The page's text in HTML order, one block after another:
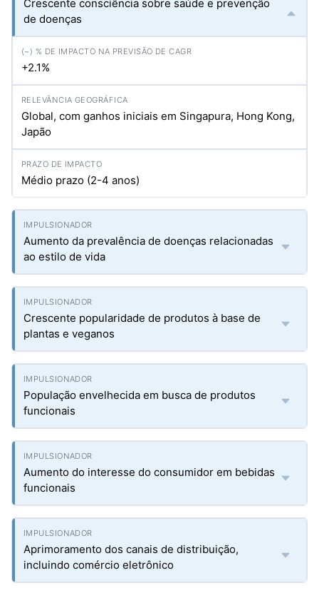
Crescente consciência sobre saúde e prevenção
de doenças
+2.1%
Global, com ganhos iniciais em Singapura, Hong Kong,
Japão
Médio prazo (2-4 anos)
Aumento da prevalência de doenças relacionadas
ao estilo de vida
Crescente popularidade de produtos à base de
plantas e veganos
População envelhecida em busca de produtos
funcionais
Aumento do interesse do consumidor em bebidas
funcionais
Aprimoramento dos canais de distribuição,
incluindo comércio eletrônico